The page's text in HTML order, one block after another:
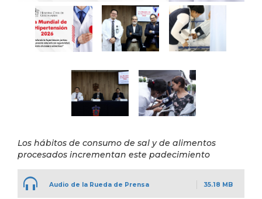
Los hábitos de consumo de sal y de alimentos
procesados incrementan este padecimiento
Audio de la Rueda de Prensa 35.18 MB